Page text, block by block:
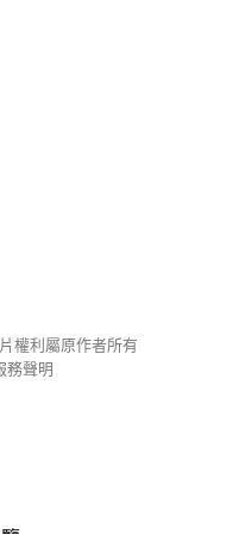
權利屬原作者所有
務聲明